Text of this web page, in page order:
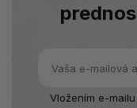
Vložením e-